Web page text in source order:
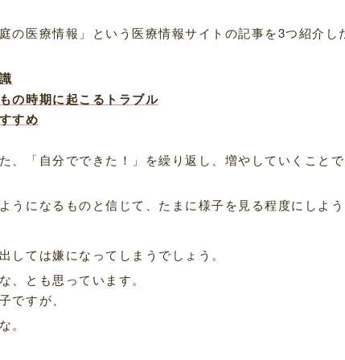
医療情報」という医療情報サイトの記事を3つ紹介し
の時期に起こるトラブル
すめ
、「自分でできた！」を繰り返し、増やしていくことで
うになるものと信じて、たまに様子を見る程度にしよう
ては嫌になってしまうでしょう。
、とも思っています。
ですが、
。